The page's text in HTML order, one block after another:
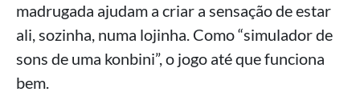
madrugada ajudam a criar a sensação de estar
ali, sozinha, numa lojinha. Como “simulador de
sons de uma konbini”, o jogo até que funciona
bem.